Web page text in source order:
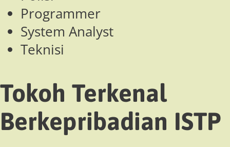
Programmer
System Analyst
Teknisi
Tokoh Terkenal
Berkepribadian ISTP